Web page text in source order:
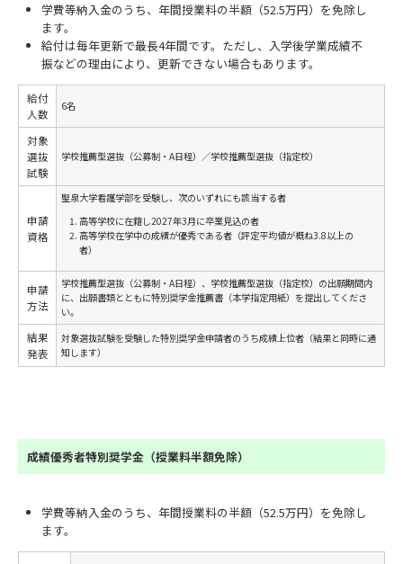
学費等納入金のうち、年間授業料の半額（52.5万円）を免除し
ます。
給付は毎年更新で最長4年間です。ただし、入学後学業成績不
振などの理由により、更新できない場合もあります。
給付
人数
6名
対象
選抜
試験
学校推薦型選抜（公募制・A日程）／学校推薦型選抜（指定校）
申請
資格
聖泉大学看護学部を受験し、次のいずれにも該当する者
高等学校に在籍し2027年3月に卒業見込の者
高等学校在学中の成績が優秀である者（評定平均値が概ね3.8以上の
者）
申請
方法
学校推薦型選抜（公募制・A日程）、学校推薦型選抜（指定校）の出願期間内
に、出願書類とともに特別奨学金推薦書（本学指定用紙）を提出してくださ
い。
結果
発表
対象選抜試験を受験した特別奨学金申請者のうち成績上位者（結果と同時に通
知します）
成績優秀者特別奨学金（授業料半額免除）
学費等納入金のうち、年間授業料の半額（52.5万円）を免除し
ます。